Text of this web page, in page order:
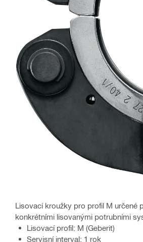
Lisovací kroužky pro profil M určené
konkrétními lisovanými potrubními
Lisovací profil: M (Geberit)
Servisní interval: 1 rok